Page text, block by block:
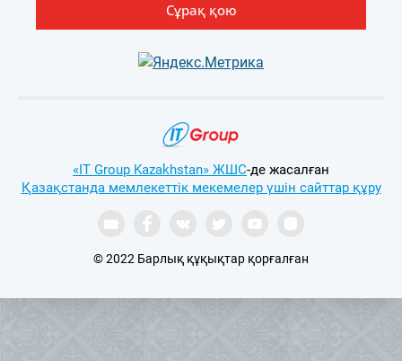
Сұрақ қою
«IT Group Kazakhstan» ЖШС-де жасалған
Қазақстанда мемлекеттік мекемелер үшін сайттар құру
© 2022 Барлық құқықтар қорғалған